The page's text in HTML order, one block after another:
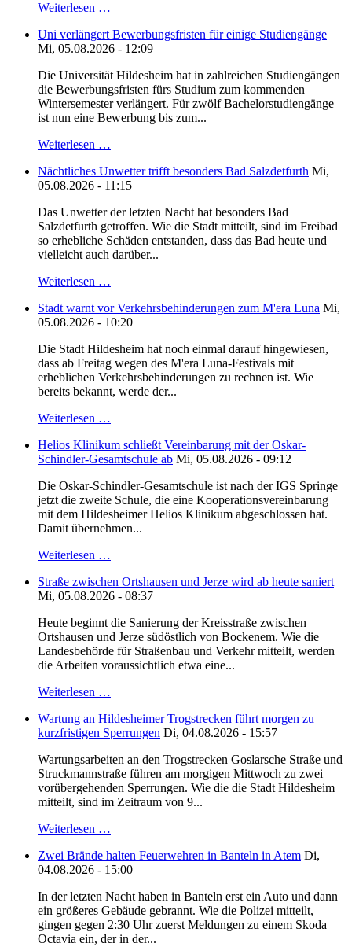
Weiterlesen …
Uni verlängert Bewerbungsfristen für einige Studiengänge
Mi, 05.08.2026 - 12:09
Die Universität Hildesheim hat in zahlreichen Studiengängen
die Bewerbungsfristen fürs Studium zum kommenden
Wintersemester verlängert. Für zwölf Bachelorstudiengänge
ist nun eine Bewerbung bis zum...
Weiterlesen …
Nächtliches Unwetter trifft besonders Bad Salzdetfurth Mi,
05.08.2026 - 11:15
Das Unwetter der letzten Nacht hat besonders Bad
Salzdetfurth getroffen. Wie die Stadt mitteilt, sind im Freibad
so erhebliche Schäden entstanden, dass das Bad heute und
vielleicht auch darüber...
Weiterlesen …
Stadt warnt vor Verkehrsbehinderungen zum M'era Luna Mi,
05.08.2026 - 10:20
Die Stadt Hildesheim hat noch einmal darauf hingewiesen,
dass ab Freitag wegen des M'era Luna-Festivals mit
erheblichen Verkehrsbehinderungen zu rechnen ist. Wie
bereits bekannt, werde der...
Weiterlesen …
Helios Klinikum schließt Vereinbarung mit der Oskar-
Schindler-Gesamtschule ab Mi, 05.08.2026 - 09:12
Die Oskar-Schindler-Gesamtschule ist nach der IGS Springe
jetzt die zweite Schule, die eine Kooperationsvereinbarung
mit dem Hildesheimer Helios Klinikum abgeschlossen hat.
Damit übernehmen...
Weiterlesen …
Straße zwischen Ortshausen und Jerze wird ab heute saniert
Mi, 05.08.2026 - 08:37
Heute beginnt die Sanierung der Kreisstraße zwischen
Ortshausen und Jerze südöstlich von Bockenem. Wie die
Landesbehörde für Straßenbau und Verkehr mitteilt, werden
die Arbeiten voraussichtlich etwa eine...
Weiterlesen …
Wartung an Hildesheimer Trogstrecken führt morgen zu
kurzfristigen Sperrungen Di, 04.08.2026 - 15:57
Wartungsarbeiten an den Trogstrecken Goslarsche Straße und
Struckmannstraße führen am morgigen Mittwoch zu zwei
vorübergehenden Sperrungen. Wie die die Stadt Hildesheim
mitteilt, sind im Zeitraum von 9...
Weiterlesen …
Zwei Brände halten Feuerwehren in Banteln in Atem Di,
04.08.2026 - 15:00
In der letzten Nacht haben in Banteln erst ein Auto und dann
ein größeres Gebäude gebrannt. Wie die Polizei mitteilt,
gingen gegen 2:30 Uhr zuerst Meldungen zu einem Skoda
Octavia ein, der in der...